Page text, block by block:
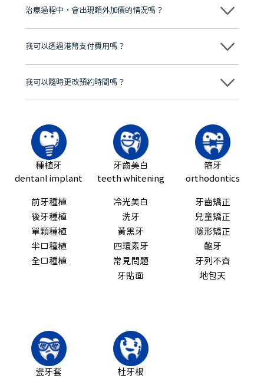
市市民極高的口碑評價及信任推薦 珠海、深圳設有八大分院，香港亦設
有咨詢及服務保障中心，有任何問題都可以隨時預約免費咨詢，讓人十
治療過程中，會出現額外加價的情況嗎？
不會，治療前我們會詳細說明治療方案及對應的價錢，顧客同意並簽字
我可以透過港幣支付費用嗎？
可以。維港口腔會按照當日匯率轉算收取費用，而匯率會及時告知客人
我可以隨時更改預約時間嗎？
可以，請盡早通過wechat或whatsapp聯絡我們，告知我們你原本預約
種植牙
dentanl implant
前牙種植
後牙種植
單顆種植
半口種植
全口種植
牙齒美白
teeth whitening
冷光美白
洗牙
黃黑牙
四環素牙
常見問題
牙貼面
箍牙
orthodontics
牙齒矯正
兒童矯正
隱形矯正
齙牙
牙列不齊
地包天
瓷牙套
杜牙根